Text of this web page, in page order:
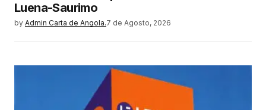
Luena-Saurimo
by Admin Carta de Angola.7 de Agosto, 2026